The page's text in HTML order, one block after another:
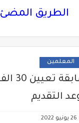
الطريق المضئ
المعلمين
التقديم
26 يونيو 2022